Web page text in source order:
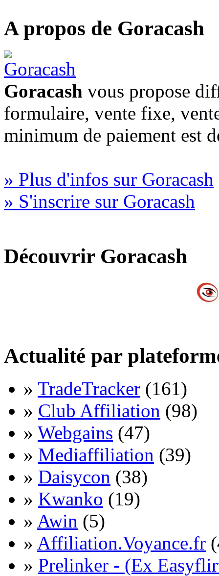
A propos de Goracash
Goracash vous propose
formulaire, vente fixe,
minimum de paiement est
» Plus d'infos sur Goracash
» S'inscrire sur Goracash
Découvrir Goracash
Actualité par
» TradeTracker (161)
» Club Affiliation (98)
» Webgains (47)
» Mediaffiliation (39)
» Daisycon (38)
» Kwanko (19)
» Awin (5)
» Affiliation.Voyance.fr
» Prelinker - (Ex